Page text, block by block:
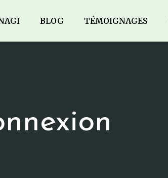
BLOG TÉMOIGNAGES